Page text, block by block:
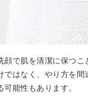
顔で肌を清潔に保つ
ではなく、やり方を
能性もあります。